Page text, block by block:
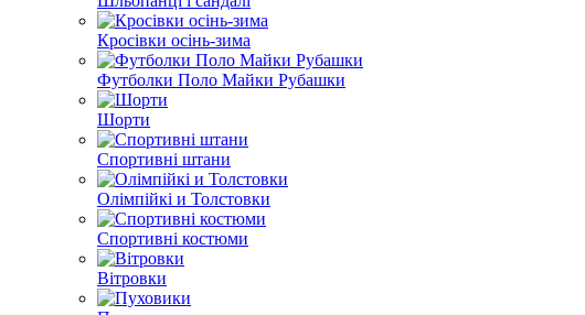
Кросівки осінь-зима
Футболки Поло Майки Рубашки
Шорти
Спортивні штани
Олімпійкі и Толстовки
Спортивні костюми
Вітровки